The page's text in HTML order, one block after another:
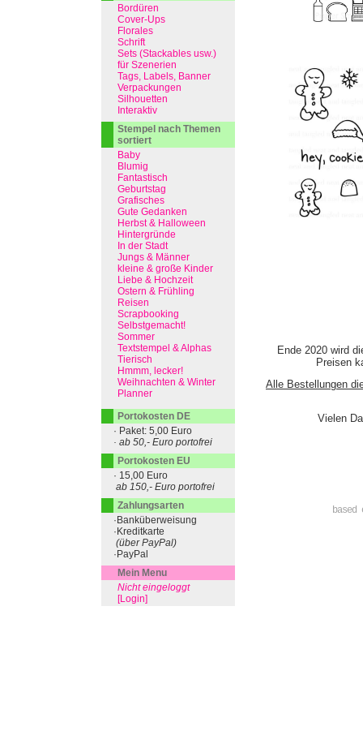
Ende 2020 wird
Preisen
Alle Bestellungen
Vielen
Bordüren
Cover-Ups
Florales
Schrift
Sets (Stackables usw.)
für Szenerien
Tags, Labels, Banner
Verpackungen
Silhouetten
Interaktiv
Stempel nach Themen
sortiert
Baby
Blumig
Fantastisch
Geburtstag
Grafisches
Gute Gedanken
Herbst & Halloween
Hintergründe
In der Stadt
Jungs & Männer
kleine & große Kinder
Liebe & Hochzeit
Ostern & Frühling
Reisen
Scrapbooking
Selbstgemacht!
Sommer
Textstempel & Alphas
Tierisch
Hmmm, lecker!
Weihnachten & Winter
Planner
Portokosten DE
· Paket: 5,00 Euro
· ab 50,- Euro portofrei
Portokosten EU
· 15,00 Euro
ab 150,- Euro portofrei
Zahlungsarten
·Banküberweisung
·Kreditkarte
(über PayPal)
·PayPal
Mein Menu
Nicht eingeloggt
[Login]